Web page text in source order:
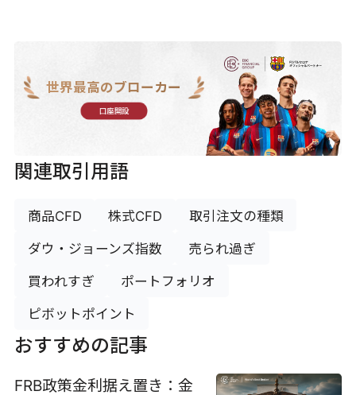
世界最高のブローカー
口座開設
関連取引用語
商品CFD 株式CFD 取引注文の種類
ダウ・ジョーンズ指数 売られ過ぎ
買われすぎ ポートフォリオ
ピボットポイント
おすすめの記事
FRB政策金利据え置き：金